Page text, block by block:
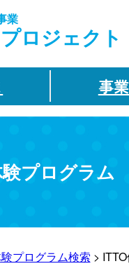
業
ロジェクト
事
プログラム
プログラム検索 >